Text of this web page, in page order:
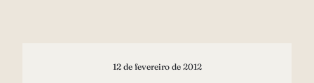
12 de fevereiro de 2012